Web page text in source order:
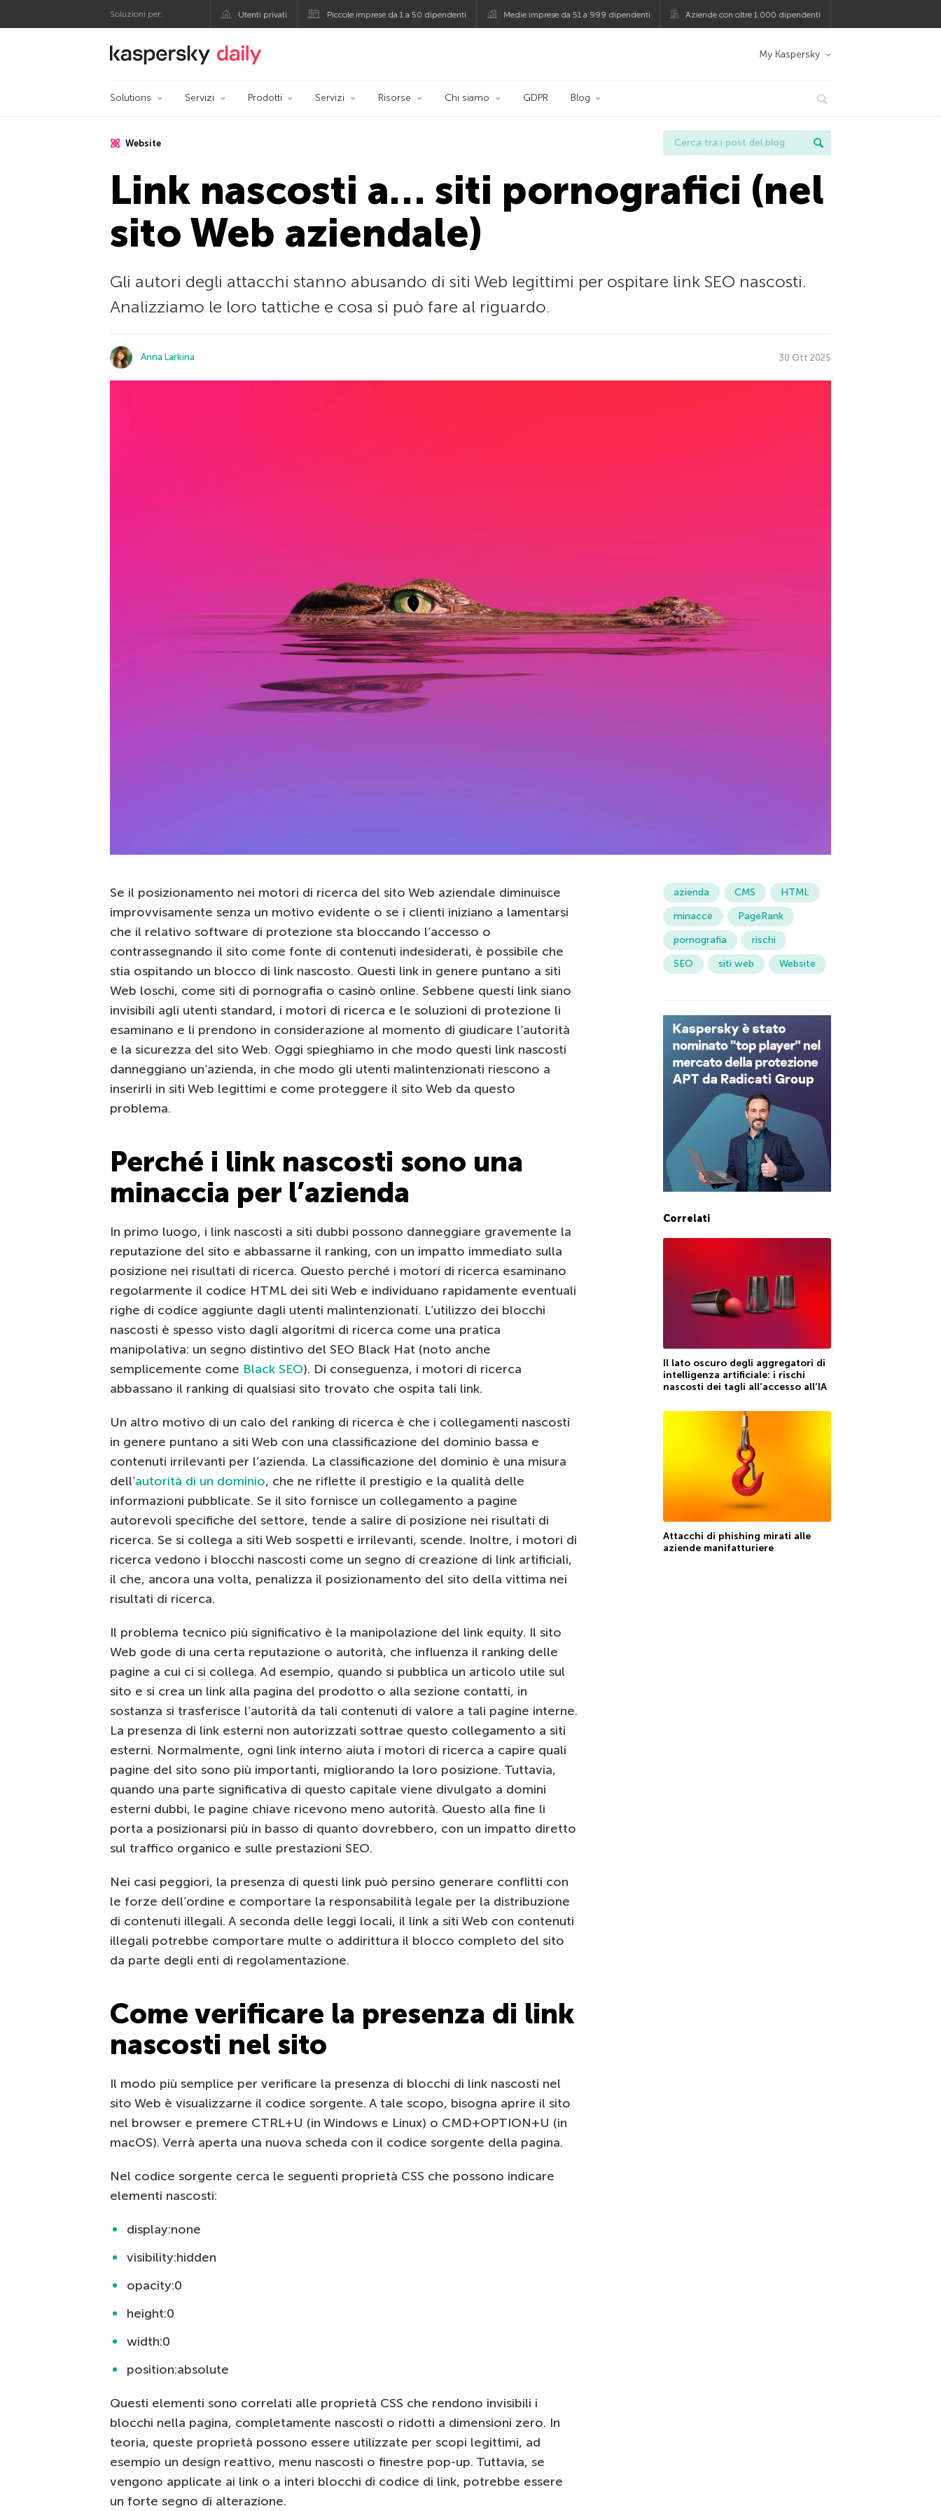
Soluzioni per: Utenti privati Piccole imprese da 1 a 50 dipendenti Medie imprese da 51 a 999 dipendenti Aziende con oltre 1.000 dipendenti
Blog ufficiale di Kaspersky My Kaspersky
Solutions Servizi Prodotti Servizi Risorse Chi siamo GDPR Blog
Website
Link nascosti a… siti pornografici (nel
sito Web aziendale)
Gli autori degli attacchi stanno abusando di siti Web legittimi per ospitare link SEO nascosti.
Analizziamo le loro tattiche e cosa si può fare al riguardo.
Anna Larkina 30 Ott 2025
Se il posizionamento nei motori di ricerca del sito Web aziendale diminuisce
improvvisamente senza un motivo evidente o se i clienti iniziano a lamentarsi
che il relativo software di protezione sta bloccando l’accesso o
contrassegnando il sito come fonte di contenuti indesiderati, è possibile che
stia ospitando un blocco di link nascosto. Questi link in genere puntano a siti
Web loschi, come siti di pornografia o casinò online. Sebbene questi link siano
invisibili agli utenti standard, i motori di ricerca e le soluzioni di protezione li
esaminano e li prendono in considerazione al momento di giudicare l’autorità
e la sicurezza del sito Web. Oggi spieghiamo in che modo questi link nascosti
danneggiano un’azienda, in che modo gli utenti malintenzionati riescono a
inserirli in siti Web legittimi e come proteggere il sito Web da questo
problema.
Perché i link nascosti sono una
minaccia per l’azienda
In primo luogo, i link nascosti a siti dubbi possono danneggiare gravemente la
reputazione del sito e abbassarne il ranking, con un impatto immediato sulla
posizione nei risultati di ricerca. Questo perché i motori di ricerca esaminano
regolarmente il codice HTML dei siti Web e individuano rapidamente eventuali
righe di codice aggiunte dagli utenti malintenzionati. L’utilizzo dei blocchi
nascosti è spesso visto dagli algoritmi di ricerca come una pratica
manipolativa: un segno distintivo del SEO Black Hat (noto anche
semplicemente come Black SEO). Di conseguenza, i motori di ricerca
abbassano il ranking di qualsiasi sito trovato che ospita tali link.
Un altro motivo di un calo del ranking di ricerca è che i collegamenti nascosti
in genere puntano a siti Web con una classificazione del dominio bassa e
contenuti irrilevanti per l’azienda. La classificazione del dominio è una misura
dell’autorità di un dominio, che ne riflette il prestigio e la qualità delle
informazioni pubblicate. Se il sito fornisce un collegamento a pagine
autorevoli specifiche del settore, tende a salire di posizione nei risultati di
ricerca. Se si collega a siti Web sospetti e irrilevanti, scende. Inoltre, i motori di
ricerca vedono i blocchi nascosti come un segno di creazione di link artificiali,
il che, ancora una volta, penalizza il posizionamento del sito della vittima nei
risultati di ricerca.
Il problema tecnico più significativo è la manipolazione del link equity. Il sito
Web gode di una certa reputazione o autorità, che influenza il ranking delle
pagine a cui ci si collega. Ad esempio, quando si pubblica un articolo utile sul
sito e si crea un link alla pagina del prodotto o alla sezione contatti, in
sostanza si trasferisce l’autorità da tali contenuti di valore a tali pagine interne.
La presenza di link esterni non autorizzati sottrae questo collegamento a siti
esterni. Normalmente, ogni link interno aiuta i motori di ricerca a capire quali
pagine del sito sono più importanti, migliorando la loro posizione. Tuttavia,
quando una parte significativa di questo capitale viene divulgato a domini
esterni dubbi, le pagine chiave ricevono meno autorità. Questo alla fine li
porta a posizionarsi più in basso di quanto dovrebbero, con un impatto diretto
sul traffico organico e sulle prestazioni SEO.
Nei casi peggiori, la presenza di questi link può persino generare conflitti con
le forze dell’ordine e comportare la responsabilità legale per la distribuzione
di contenuti illegali. A seconda delle leggi locali, il link a siti Web con contenuti
illegali potrebbe comportare multe o addirittura il blocco completo del sito
da parte degli enti di regolamentazione.
Come verificare la presenza di link
nascosti nel sito
Il modo più semplice per verificare la presenza di blocchi di link nascosti nel
sito Web è visualizzarne il codice sorgente. A tale scopo, bisogna aprire il sito
nel browser e premere CTRL+U (in Windows e Linux) o CMD+OPTION+U (in
macOS). Verrà aperta una nuova scheda con il codice sorgente della pagina.
Nel codice sorgente cerca le seguenti proprietà CSS che possono indicare
elementi nascosti:
display:none
visibility:hidden
opacity:0
height:0
width:0
position:absolute
Questi elementi sono correlati alle proprietà CSS che rendono invisibili i
blocchi nella pagina, completamente nascosti o ridotti a dimensioni zero. In
teoria, queste proprietà possono essere utilizzate per scopi legittimi, ad
esempio un design reattivo, menu nascosti o finestre pop-up. Tuttavia, se
vengono applicate ai link o a interi blocchi di codice di link, potrebbe essere
un forte segno di alterazione.
azienda CMS
HTML
minacce
PageRank
pornografia
rischi
SEO
siti web Website
Correlati
Il lato oscuro degli aggregatori di
intelligenza artificiale: i rischi
nascosti dei tagli all’accesso all’IA
Attacchi di phishing mirati alle
aziende manifatturiere